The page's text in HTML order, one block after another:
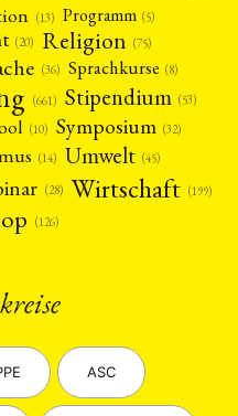
(13) Programm (5)
(20) Religion (75)
(36) Sprachkurse (8)
(661) Stipendium (53)
(10) Symposium (32)
(14) Umwelt (45)
(28) Wirtschaft (199)
(126)
ASC